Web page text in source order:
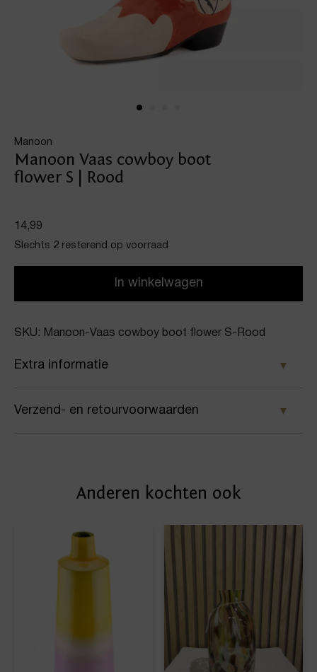
Manoon
Manoon Vaas cowboy boot
flower S | Rood
14,99
Slechts 2 resterend op voorraad
In winkelwagen
SKU: Manoon-Vaas cowboy boot flower S-Rood
Extra informatie
Kleur
Vaas cowboy boot flower S
Product stijl
Verzend- en retourvoorwaarden
afleveradres. Voor geplaatste bestellingen geldt bij
dezelfde dag nog verstuurd.
Anderen kochten ook